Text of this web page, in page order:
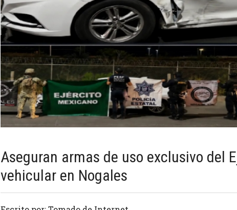
Aseguran armas de uso exclusivo del
vehicular en Nogales